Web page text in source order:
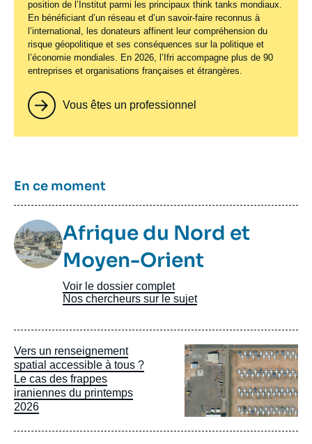
position de l’Institut parmi les principaux think tanks mondiaux.
En bénéficiant d’un réseau et d’un savoir-faire reconnus à
l’international, les donateurs affinent leur compréhension du
risque géopolitique et ses conséquences sur la politique et
l’économie mondiales. En 2026, l’Ifri accompagne plus de 90
entreprises et organisations françaises et étrangères.
Vous êtes un professionnel
Titre
En ce moment
Image
TaxonomieAfrique du Nord et
Moyen-Orient
Voir le dossier complet
Nos chercheurs sur le sujet
Vers un renseignement
spatial accessible à tous ?
Le cas des frappes
iraniennes du printemps
2026
Image
principale